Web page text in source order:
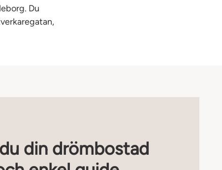
Du
din drömbostad